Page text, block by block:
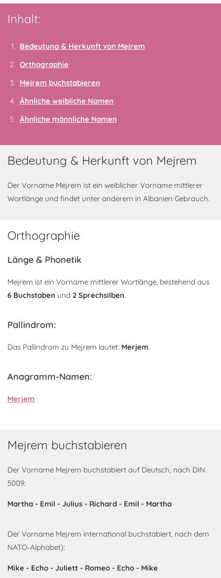
Inhalt:
Bedeutung & Herkunft von Mejrem
Orthographie
Mejrem buchstabieren
Ähnliche weibliche Namen
Ähnliche männliche Namen
Bedeutung & Herkunft von Mejrem
Der Vorname Mejrem ist ein weiblicher Vorname mittlerer
Wortlänge und findet unter anderem in Albanien Gebrauch.
Orthographie
Länge & Phonetik
Mejrem ist ein Vorname mittlerer Wortlänge, bestehend aus
6 Buchstaben und 2 Sprechsilben.
Pallindrom:
Das Pallindrom zu Mejrem lautet: Merjem.
Anagramm-Namen:
Merjem
Mejrem buchstabieren
Der Vorname Mejrem buchstabiert auf Deutsch, nach DIN
5009:
Martha - Emil - Julius - Richard - Emil - Martha
Der Vorname Mejrem international buchstabiert, nach dem
NATO-Alphabet):
Mike - Echo - Juliett - Romeo - Echo - Mike